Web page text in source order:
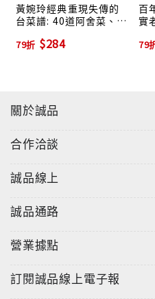
黃婉玲經典重現失傳的
台菜譜: 40道阿舍菜、酒
菜、家常菜, 詳細步驟示
79折 $284
百
實
79
關於誠品
合作洽談
誠品線上
誠品通路
營業據點
訂閱誠品線上電子報